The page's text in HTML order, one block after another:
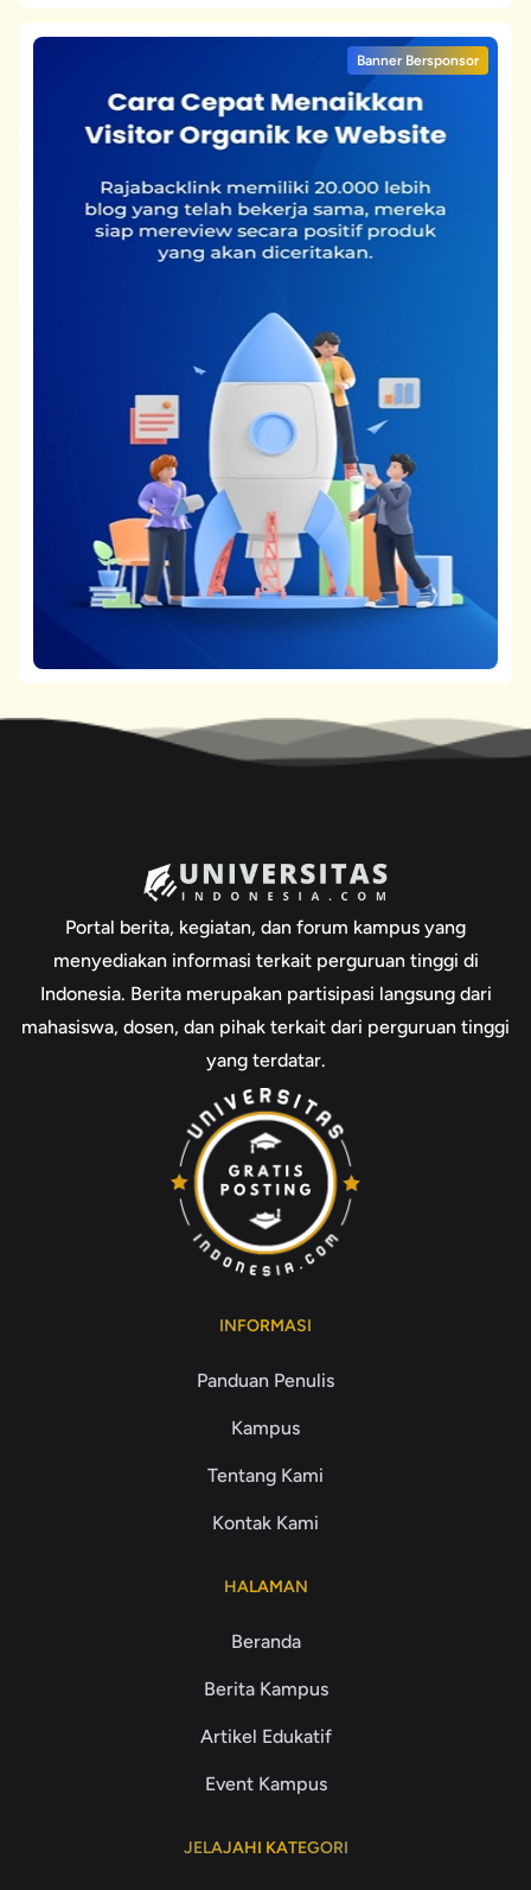
Banner Bersponsor
Portal berita, kegiatan, dan forum kampus yang
menyediakan informasi terkait perguruan tinggi di
Indonesia. Berita merupakan partisipasi langsung dari
mahasiswa, dosen, dan pihak terkait dari perguruan tinggi
yang terdatar.
INFORMASI
Panduan Penulis
Kampus
Tentang Kami
Kontak Kami
HALAMAN
Beranda
Berita Kampus
Artikel Edukatif
Event Kampus
JELAJAHI KATEGORI